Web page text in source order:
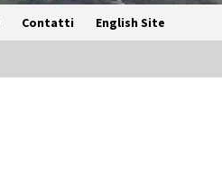
Contatti English Site